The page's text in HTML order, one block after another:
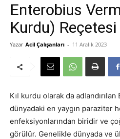
Enterobius
Kurdu) Reçetesi
Yazar Acil Çalışanları - 11 Aralık 2023
Kıl kurdu olarak da
dünyadaki en yaygın paraziter
enfeksiyonlarından biridir ve
görülür. Genelikle dünyada ve